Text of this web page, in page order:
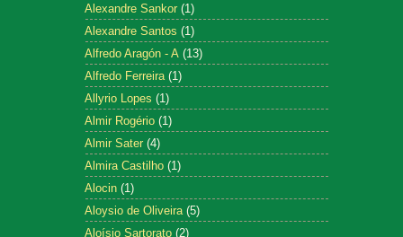
Alexandre Sankor (1)
Alexandre Santos (1)
Alfredo Aragón - A (13)
Alfredo Ferreira (1)
Allyrio Lopes (1)
Almir Rogério (1)
Almir Sater (4)
Almira Castilho (1)
Alocin (1)
Aloysio de Oliveira (5)
Aloísio Sartorato (2)